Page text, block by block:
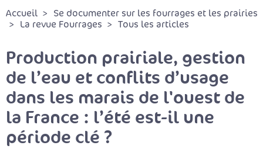
Accueil
Se documenter sur les fourrages et les prairies
La revue Fourrages
Tous les articles
Production prairiale, gestion
de l’eau et conflits d’usage
dans les marais de l'ouest de
la France : l’été est-il une
période clé ?